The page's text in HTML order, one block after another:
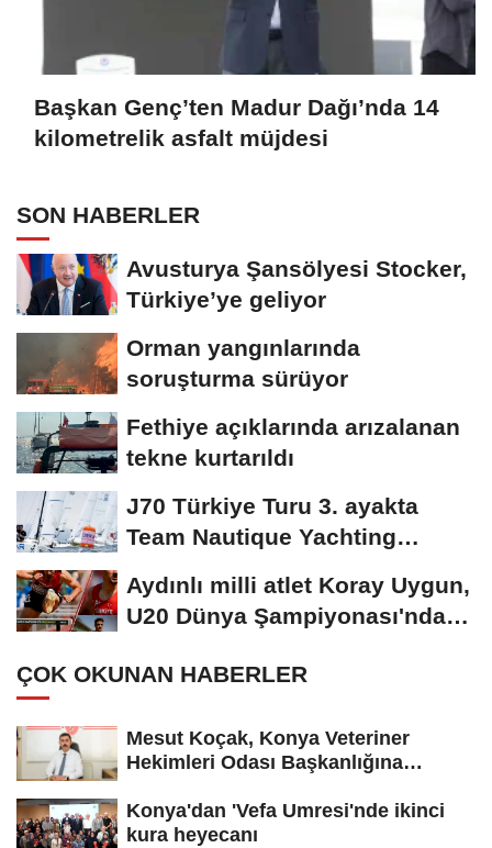
Başkan Genç’ten Madur Dağı’nda 14
kilometrelik asfalt müjdesi
SON HABERLER
Avusturya Şansölyesi Stocker,
Türkiye’ye geliyor
Orman yangınlarında
soruşturma sürüyor
Fethiye açıklarında arızalanan
tekne kurtarıldı
J70 Türkiye Turu 3. ayakta
Team Nautique Yachting
Aydınlı milli atlet Koray Uygun,
U20 Dünya Şampiyonası'nda
ÇOK OKUNAN HABERLER
Mesut Koçak, Konya Veteriner
Hekimleri Odası Başkanlığına
Konya'dan 'Vefa Umresi'nde ikinci
kura heyecanı